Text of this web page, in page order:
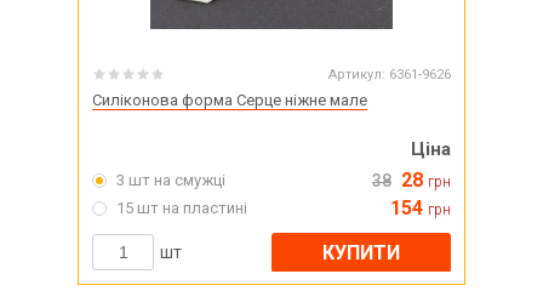
Артикул: 6361-9626
Силіконова форма Серце ніжне мале
Ціна
3 шт на смужці 38 28 грн
15 шт на пластині 154 грн
шт КУПИТИ